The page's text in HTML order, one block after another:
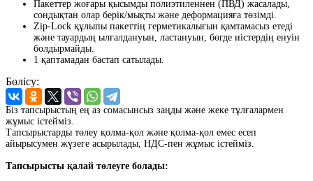
Пакеттер жоғары қысымды полиэтиленнен (ПВД) жасалады,
сондықтан олар берік/мықты және деформацияға төзімді.
Zip-Lock құлыпы пакеттің герметикалығын қамтамасыз етеді
және тауардың ылғалдануын, ластануын, бөгде иістердің енуін
болдырмайды.
1 қаптамадан бастап сатылады.
Бөлісу:
Біз тапсырыстың ең аз сомасынсыз заңды және жеке тұлғалармен
жұмыс істейміз.
Тапсырыстарды төлеу қолма-қол және қолма-қол емес есеп
айырысумен жүзеге асырылады, НДС-пен жұмыс істейміз.
Тапсырысты қалай төлеуге болады: